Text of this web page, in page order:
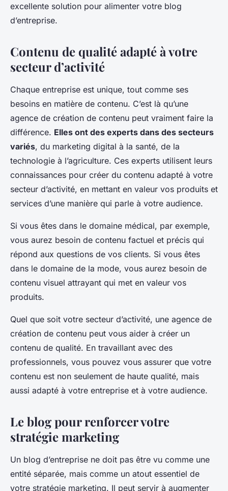
excellente solution pour alimenter votre blog
d’entreprise.
Contenu de qualité adapté à votre
secteur d’activité
Chaque entreprise est unique, tout comme ses
besoins en matière de contenu. C’est là qu’une
agence de création de contenu peut vraiment faire la
différence. Elles ont des experts dans des secteurs
variés, du marketing digital à la santé, de la
technologie à l’agriculture. Ces experts utilisent leurs
connaissances pour créer du contenu adapté à votre
secteur d’activité, en mettant en valeur vos produits et
services d’une manière qui parle à votre audience.
Si vous êtes dans le domaine médical, par exemple,
vous aurez besoin de contenu factuel et précis qui
répond aux questions de vos clients. Si vous êtes
dans le domaine de la mode, vous aurez besoin de
contenu visuel attrayant qui met en valeur vos
produits.
Quel que soit votre secteur d’activité, une agence de
création de contenu peut vous aider à créer un
contenu de qualité. En travaillant avec des
professionnels, vous pouvez vous assurer que votre
contenu est non seulement de haute qualité, mais
aussi adapté à votre entreprise et à votre audience.
Le blog pour renforcer votre
stratégie marketing
Un blog d’entreprise ne doit pas être vu comme une
entité séparée, mais comme un atout essentiel de
votre stratégie marketing. Il peut servir à augmenter